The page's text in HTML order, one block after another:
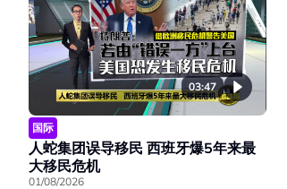
03:47
国际
人蛇集团误导移民 西班牙爆5年来最
大移民危机
01/08/2026